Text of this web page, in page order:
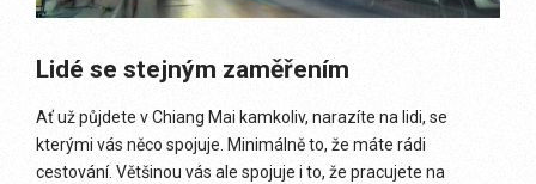
Lidé se stejným zaměřením
Ať už půjdete v Chiang Mai kamkoliv, narazíte na lidi, se
kterými vás něco spojuje. Minimálně to, že máte rádi
cestování. Většinou vás ale spojuje i to, že pracujete na